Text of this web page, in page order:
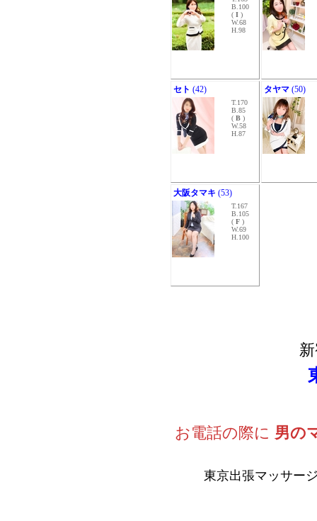
B.100
( I )
W.68
H.98
セト (42)
T.170
B.85
( B )
W.58
H.87
タヤマ (50)
大阪タマキ (53)
T.167
B.105
( F )
W.69
H.100
お電話の際に 男の
東京出張マッサー